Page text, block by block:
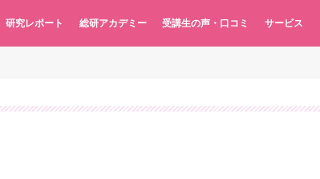
研究レポート 総研アカデミー 受講生の声・口コミ サービス